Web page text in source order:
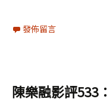
發佈留言
陳樂融影評533